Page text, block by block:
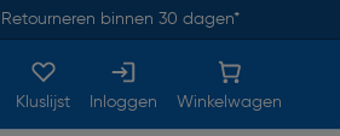
Retourneren binnen 30 dagen*
Kluslijst Inloggen Winkelwagen